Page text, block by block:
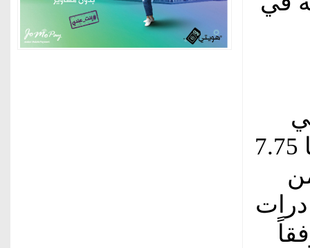
العام الحالي، إذ بلغت قيمة صادراتها 7.75
من